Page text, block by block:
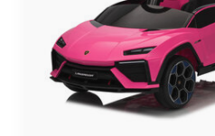
Geschiktheid
Afmetingen product
Afmetingen verpakking